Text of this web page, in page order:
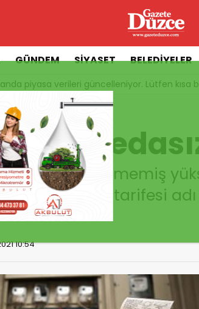
GÜNDEM SİYASET BELEDİYELER
piyasa verileri güncelleniyor. Lütfen kısa
sedasız yüzde 10 zam
değiştirmemiş
tedarik tarifesi
10:54